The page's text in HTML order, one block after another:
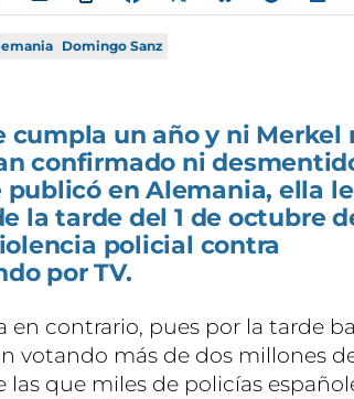
Domingo Sanz
cumpla un año y ni Merkel
confirmado ni
en Alemania, ella le
la tarde del 1 de octubre
policial contra
por TV.
en contrario, pues por la tarde
votando más de dos millones
las que miles de policías